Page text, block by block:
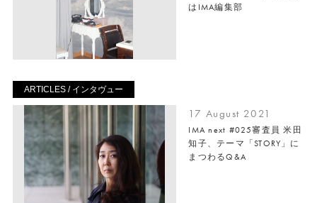
はIMA編集部
ARTICLES / インタヴュー
17 August 2021
IMA next #025審査員 米田
知子、テーマ「STORY」に
まつわるQ&A